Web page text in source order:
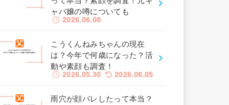
ャバ嬢の噂についても
2026.06.08
こうくんねみちゃんの現在
は？今年で何歳になった？活
動や素顔も調査！
2026.05.30 2026.06.05
雨穴が顔バレしたって本当？